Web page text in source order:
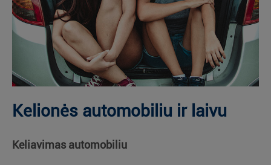
Kelionės automobiliu ir laivu
Keliavimas automobiliu